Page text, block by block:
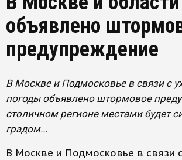
объявлено
предупреждение
В Москве и Подмосковье в связи с
погоды объявлено штормовое
столичном регионе местами будет
градом...
В Москве и Подмосковье в связи